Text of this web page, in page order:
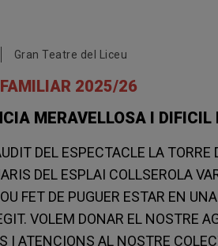
Gran Teatre del Liceu
2025/26
MERAVELLOSA I DIFICIL
DEL ESPECTACLE LA TORRE
DEL ESPLAI COLLSEROLA
FET DE PUGUER ESTAR EN
VOLEM DONAR EL NOSTRE
I ATENCIONS AL NOSTRE